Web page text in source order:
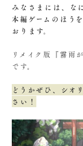
みなさまには、な
本編ゲームのほう
おります。
リメイク版『霧
です。
どうかぜひ、シオ
さい！